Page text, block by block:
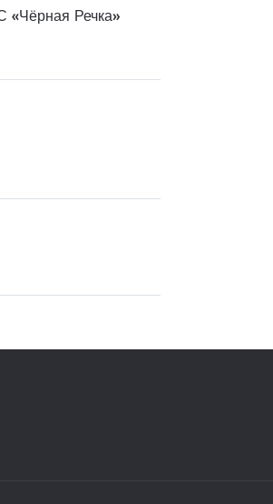
«Чёрная Речка»